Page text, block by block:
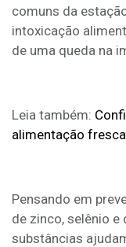
comuns da
intoxicação
de uma queda na
Leia também:
alimentação
Pensando em
de zinco, selênio e
substâncias